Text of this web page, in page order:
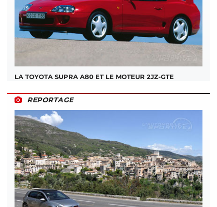
LA TOYOTA SUPRA A80 ET LE MOTEUR 2JZ-GTE
REPORTAGE